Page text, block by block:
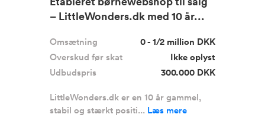
– LittleWonders.dk med 10 år...
Omsætning
0 - 1/2 million DKK
Overskud før skat
Ikke oplyst
Udbudspris
300.000 DKK
LittleWonders.dk er en 10 år gammel,
stabil og stærkt positi... Læs mere